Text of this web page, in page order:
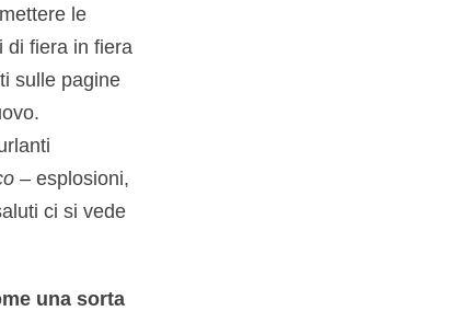
le
di fiera in fiera
sulle pagine
– esplosioni,
ci si vede
una sorta